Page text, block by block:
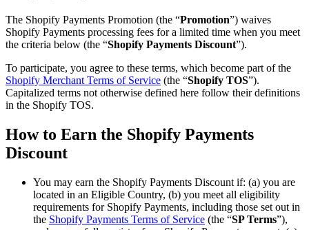
The Shopify Payments Promotion (the “Promotion”) waives
Shopify Payments processing fees for a limited time when you meet
the criteria below (the “Shopify Payments Discount”).
To participate, you agree to these terms, which become part of the
Shopify Merchant Terms of Service (the “Shopify TOS”).
Capitalized terms not otherwise defined here follow their definitions
in the Shopify TOS.
How to Earn the Shopify Payments
Discount
You may earn the Shopify Payments Discount if: (a) you are
located in an Eligible Country, (b) you meet all eligibility
requirements for Shopify Payments, including those set out in
the Shopify Payments Terms of Service (the “SP Terms”),